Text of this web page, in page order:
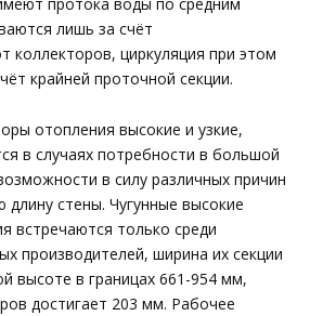
лишь за счёт
коллекторов, циркуляция при этом
крайней проточной секции.
отопления высокие и узкие,
в случаях потребности в большой
в силу различных причин
длину стены. Чугунные высокие
встречаются только среди
производителей, ширина их секции
высоте в границах 661-954 мм,
достигает 203 мм. Рабочее